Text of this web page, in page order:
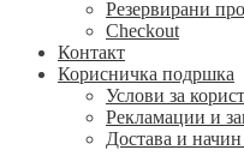
Резервирани
Checkout
Контакт
Корисничка подршка
Услови за
Рекламации и
Достава и